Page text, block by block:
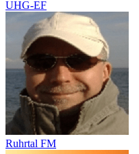
UHG-EF
Ruhrtal FM